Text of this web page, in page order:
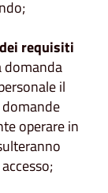
requisiti
domanda
il
operare in